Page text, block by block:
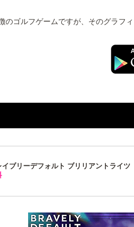
ゴルフゲームですが、そのグラフ
イブリーデフォルト ブリリアントライツ